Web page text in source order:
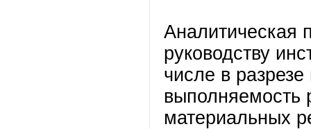
Аналитическая
руководству
числе в
выполняемость
материальных